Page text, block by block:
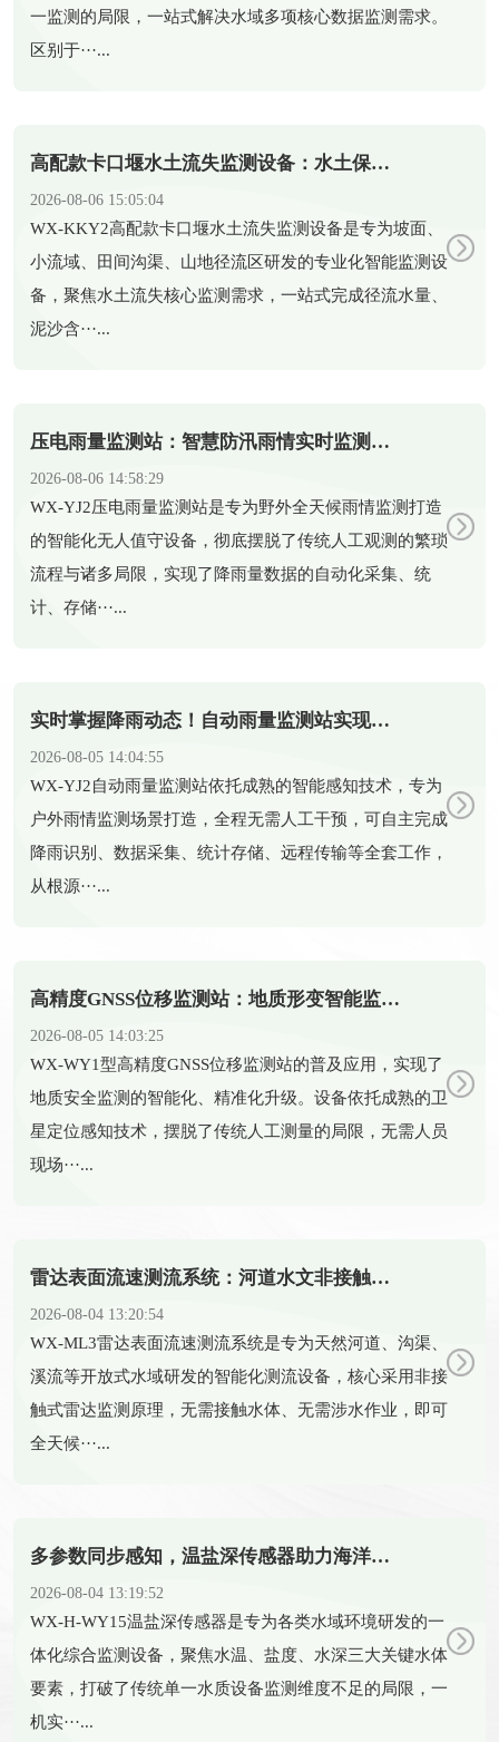
一监测的局限，一站式解决水域多项核心数据监测需求。
区别于···...
高配款卡口堰水土流失监测设备：水土保持智能化监测新装备
2026-08-06 15:05:04
​WX-KKY2高配款卡口堰水土流失监测设备是专为坡面、
小流域、田间沟渠、山地径流区研发的专业化智能监测设
备，聚焦水土流失核心监测需求，一站式完成径流水量、
泥沙含···...
压电雨量监测站：智慧防汛雨情实时监测智能设备
2026-08-06 14:58:29
​WX-YJ2压电雨量监测站是专为野外全天候雨情监测打造
的智能化无人值守设备，彻底摆脱了传统人工观测的繁琐
流程与诸多局限，实现了降雨量数据的自动化采集、统
计、存储···...
实时掌握降雨动态！自动雨量监测站实现雨量精准监测
2026-08-05 14:04:55
​WX-YJ2自动雨量监测站依托成熟的智能感知技术，专为
户外雨情监测场景打造，全程无需人工干预，可自主完成
降雨识别、数据采集、统计存储、远程传输等全套工作，
从根源···...
高精度GNSS位移监测站：地质形变智能监测守护全域安全
2026-08-05 14:03:25
​WX-WY1型高精度GNSS位移监测站的普及应用，实现了
地质安全监测的智能化、精准化升级。设备依托成熟的卫
星定位感知技术，摆脱了传统人工测量的局限，无需人员
现场···...
雷达表面流速测流系统：河道水文非接触式智能测流设备
2026-08-04 13:20:54
​WX-ML3雷达表面流速测流系统是专为天然河道、沟渠、
溪流等开放式水域研发的智能化测流设备，核心采用非接
触式雷达监测原理，无需接触水体、无需涉水作业，即可
全天候···...
多参数同步感知，温盐深传感器助力海洋科研新发展
2026-08-04 13:19:52
​WX-H-WY15温盐深传感器是专为各类水域环境研发的一
体化综合监测设备，聚焦水温、盐度、水深三大关键水体
要素，打破了传统单一水质设备监测维度不足的局限，一
机实···...